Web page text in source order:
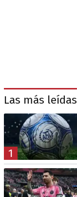
Las más leídas
1